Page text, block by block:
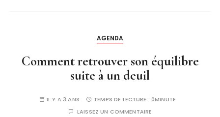
AGENDA
Comment retrouver son équilibre
suite à un deuil
IL Y A 3 ANS TEMPS DE LECTURE : 0MINUTE
LAISSEZ UN COMMENTAIRE